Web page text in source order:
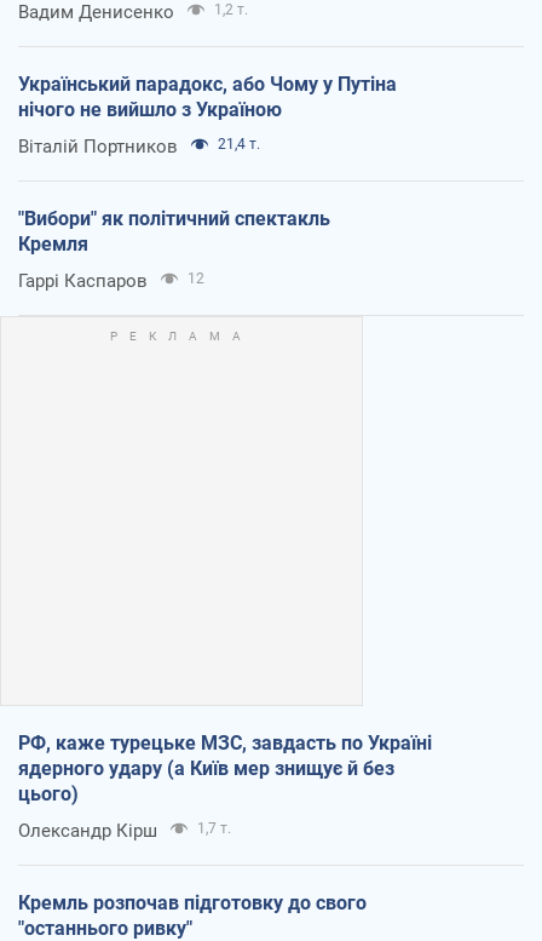
Вадим Денисенко 1,2 т.
Український парадокс, або Чому у Путіна
нічого не вийшло з Україною
Віталій Портников 21,4 т.
"Вибори" як політичний спектакль
Кремля
Гаррі Каспаров 12
РФ, каже турецьке МЗС, завдасть по Україні
ядерного удару (а Київ мер знищує й без
цього)
Олександр Кірш 1,7 т.
Кремль розпочав підготовку до свого
"останнього ривку"